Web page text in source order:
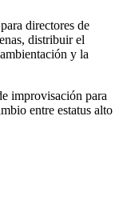
directores de
distribuir el
y la
improvisación para
entre estatus alto